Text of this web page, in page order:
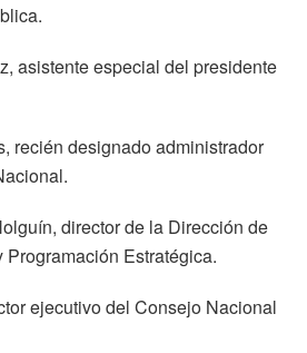
especial del presidente
designado administrador
director de la Dirección de
Estratégica.
ejecutivo del Consejo Nacional